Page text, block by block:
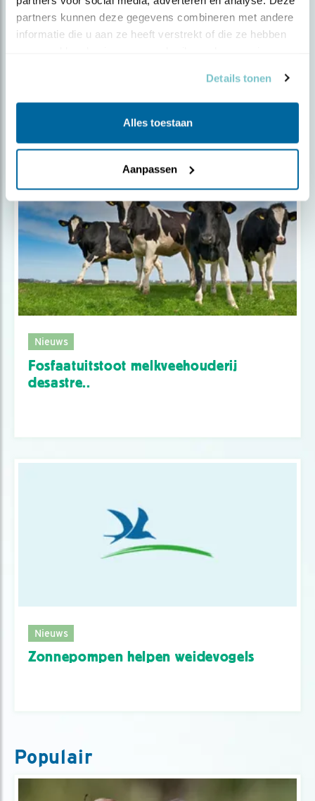
partners kunnen deze gegevens combineren met andere
informatie die u aan ze heeft verstrekt of die ze hebben
Details tonen
Alles toestaan
Aanpassen
Weidevogels redden? U kunt helpen.
Nieuws
Fosfaatuitstoot melkveehouderij
desastre..
Nieuws
Zonnepompen helpen weidevogels
Populair